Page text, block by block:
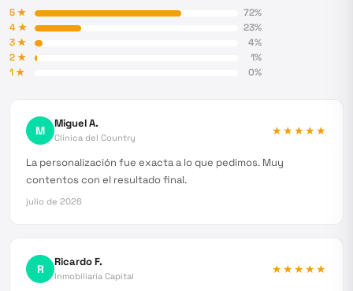
5★ 72%
4★ 23%
3★ 4%
2★ 1%
1★ 0%
M Miguel A.
Clínica del Country
★★★★★
La personalización fue exacta a lo que pedimos. Muy
contentos con el resultado final.
julio de 2026
R Ricardo F.
Inmobiliaria Capital
★★★★★